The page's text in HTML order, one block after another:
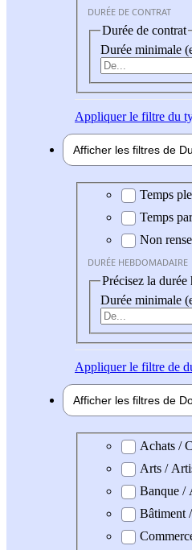
DURÉE DE CONTRAT
Durée de contrat
Durée minimale
Appliquerle filtre du
Afficher les filtres de
Durée hebdomadaire
Temps
Temps
Non
DURÉE HEBDOMADAIRE
Précisez la durée
Durée minimale
Appliquerle filtre de
Afficher les filtres de
Domaine Achats /
Arts /
Banque /
Bâtiment